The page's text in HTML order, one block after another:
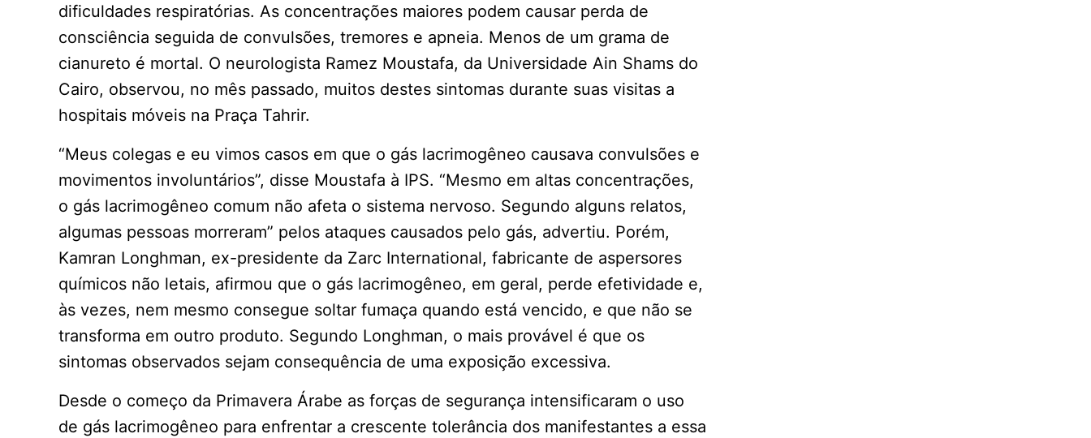
dificuldades respiratórias. As concentrações maiores podem causar perda de
consciência seguida de convulsões, tremores e apneia. Menos de um grama de
cianureto é mortal. O neurologista Ramez Moustafa, da Universidade Ain Shams do
Cairo, observou, no mês passado, muitos destes sintomas durante suas visitas a
hospitais móveis na Praça Tahrir.
“Meus colegas e eu vimos casos em que o gás lacrimogêneo causava convulsões e
movimentos involuntários”, disse Moustafa à IPS. “Mesmo em altas concentrações,
o gás lacrimogêneo comum não afeta o sistema nervoso. Segundo alguns relatos,
algumas pessoas morreram” pelos ataques causados pelo gás, advertiu. Porém,
Kamran Longhman, ex-presidente da Zarc International, fabricante de aspersores
químicos não letais, afirmou que o gás lacrimogêneo, em geral, perde efetividade e,
às vezes, nem mesmo consegue soltar fumaça quando está vencido, e que não se
transforma em outro produto. Segundo Longhman, o mais provável é que os
sintomas observados sejam consequência de uma exposição excessiva.
Desde o começo da Primavera Árabe as forças de segurança intensificaram o uso
de gás lacrimogêneo para enfrentar a crescente tolerância dos manifestantes a essa